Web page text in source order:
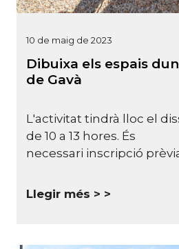
10 de maig de 2023
Dibuixa els espais
de Gavà
L'activitat tindrà lloc el
de 10 a 13 hores. És
necessari inscripció
Llegir més >